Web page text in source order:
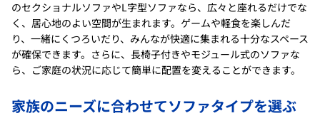
のセクショナルソファやL字型ソファなら、広々と座れるだけでな
く、居心地のよい空間が生まれます。ゲームや軽食を楽しんだ
り、一緒にくつろいだり、みんなが快適に集まれる十分なスペース
が確保できます。さらに、長椅子付きやモジュール式のソファな
ら、ご家庭の状況に応じて簡単に配置を変えることができます。
家族のニーズに合わせてソファタイプを選ぶ